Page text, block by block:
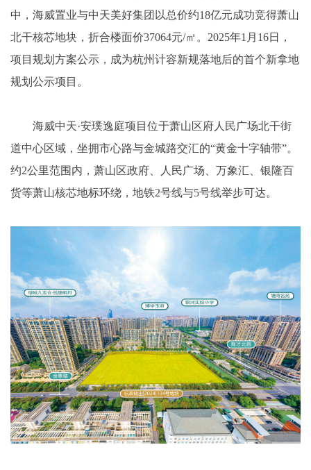
中，海威置业与中天美好集团以总价约18亿元成功竞得萧山
北干核芯地块，折合楼面价37064元/㎡。2025年1月16日，
项目规划方案公示，成为杭州计容新规落地后的首个新拿地
规划公示项目。
海威中天·安璞逸庭项目位于萧山区府人民广场北干街
道中心区域，坐拥市心路与金城路交汇的“黄金十字轴带”。
约2公里范围内，萧山区政府、人民广场、万象汇、银隆百
货等萧山核芯地标环绕，地铁2号线与5号线举步可达。